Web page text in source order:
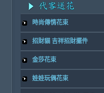
時尚傳情花束
招財貓 吉祥招財擺件
金莎花束
娃娃玩偶花束